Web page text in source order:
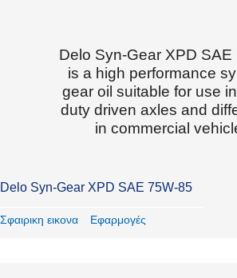
Delo Syn-Gear XPD SAE
is a high performance
gear oil suitable for use
duty driven axles and
in commercial
Delo Syn-Gear XPD SAE 75W-85
Σφαιρικη εικονα Εφαρμογές